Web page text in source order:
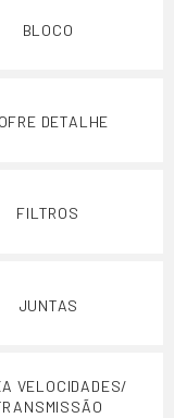
BLOCO
DETALHE
FILTROS
JUNTAS
VELOCIDADES/